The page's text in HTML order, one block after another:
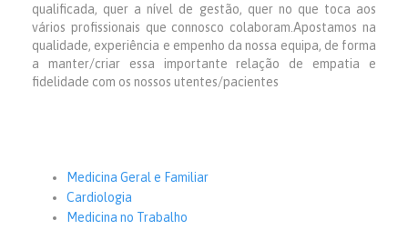
qualificada, quer a nível de gestão, quer no que toca aos
vários profissionais que connosco colaboram.Apostamos na
qualidade, experiência e empenho da nossa equipa, de forma
a manter/criar essa importante relação de empatia e
fidelidade com os nossos utentes/pacientes
Medicina Geral e Familiar
Cardiologia
Medicina no Trabalho